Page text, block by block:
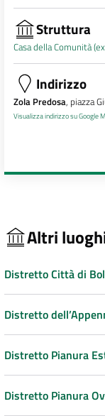
Struttura
Casa della Comunità
Indirizzo
Zola Predosa, piazza
Visualizza indirizzo su Google
Altri
Distretto Città di
Distretto
Distretto Pianura
Distretto Pianura